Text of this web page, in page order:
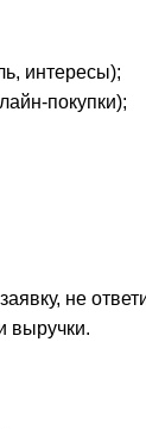
интересы);
покупки);
не
выручки.